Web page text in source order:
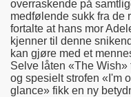
overraskende på
medfølende sukk fra de
fortalte at hans mor
kjenner til denne
kan gjøre med et
Selve låten «The
og spesielt strofen «I'm
glance» fikk en ny